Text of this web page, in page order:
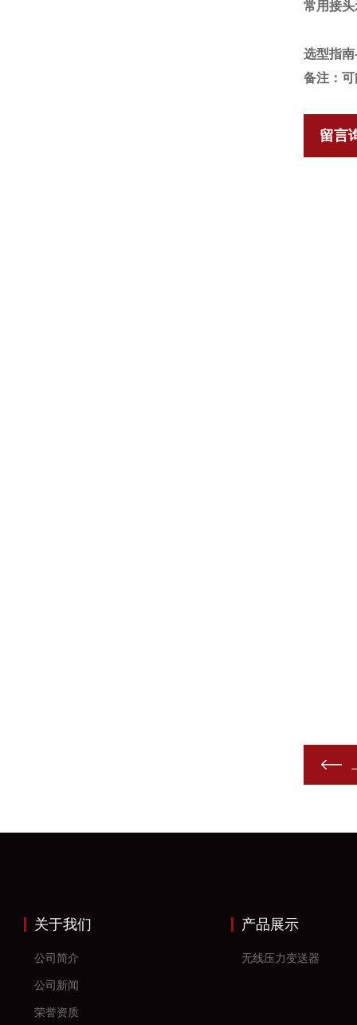
常用接
选型指南
备注：
留言
关于我们
公司简介
公司新闻
荣誉资质
产品展示
无线压力变送器